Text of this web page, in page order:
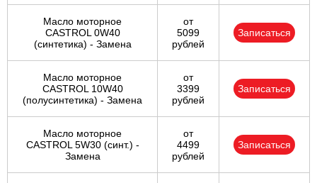
Масло моторное
CASTROL 0W40
(синтетика) - Замена
от
5099
рублей
Записаться
Масло моторное
CASTROL 10W40
(полусинтетика) - Замена
от
3399
рублей
Записаться
Масло моторное
CASTROL 5W30 (синт.) -
Замена
от
4499
рублей
Записаться